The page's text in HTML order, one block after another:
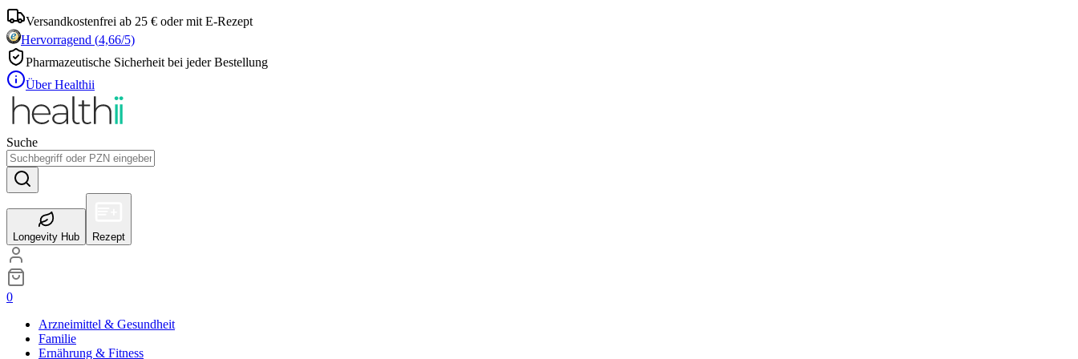
Versandkostenfrei ab 25 € oder mit E-Rezept
Hervorragend (4,66/5)
Pharmazeutische Sicherheit bei jeder Bestellung
Über Healthii
Suche
Longevity Hub Rezept
0
Arzneimittel & Gesundheit
Familie
Ernährung & Fitness